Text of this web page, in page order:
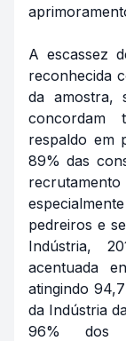
A escassez
reconhecida
da amostra,
concordam
respaldo em
89% das
pedreiros e
Indústria,
acentuada
atingindo
da Indústria
96% dos